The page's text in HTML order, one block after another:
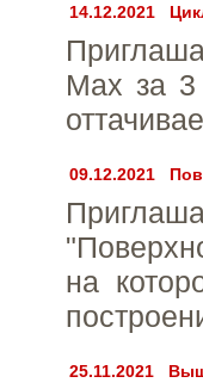
14.12.2021
Max за
09.12.2021
на
25.11.2021